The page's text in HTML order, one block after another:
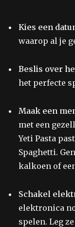
Kies een
waarop al je
Beslis over
het perfecte
Maak een
met een
Yeti Pasta
Spaghetti.
kalkoen of
Schakel
elektronica
spelen. Leg